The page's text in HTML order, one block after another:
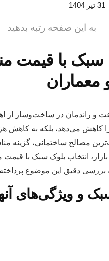
31 تیر 1404
به این صفحه رتبه بدهید
سبک با قیمت
معماران
و راندمان در ساخت‌وساز از
کاهش می‌دهد، بلکه به کاهش
مصالح ساختمانی، گزینه
انتخاب بلوک سبک با
دقیق این موضوع پرداخته و
و ویژگی‌های